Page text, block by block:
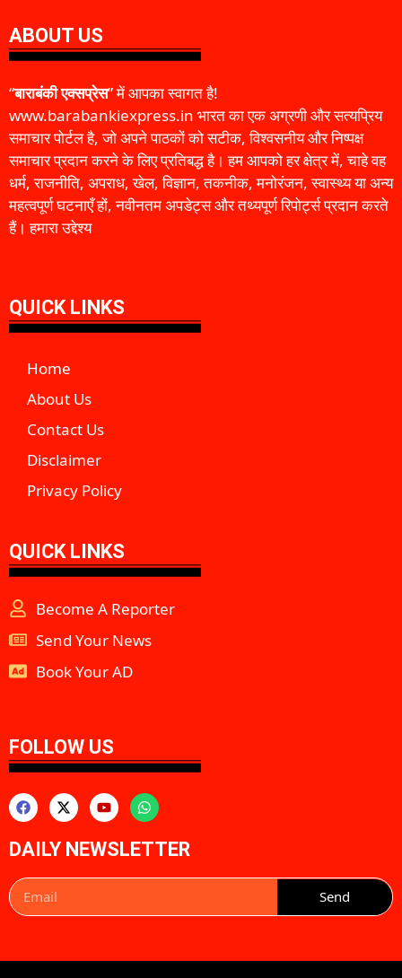
ABOUT US
“बाराबंकी एक्सप्रेस” में आपका स्वागत है!
www.barabankiexpress.in भारत का एक अग्रणी और सत्यप्रिय
समाचार पोर्टल है, जो अपने पाठकों को सटीक, विश्वसनीय और निष्पक्ष
समाचार प्रदान करने के लिए प्रतिबद्ध है। हम आपको हर क्षेत्र में, चाहे वह
धर्म, राजनीति, अपराध, खेल, विज्ञान, तकनीक, मनोरंजन, स्वास्थ्य या अन्य
महत्वपूर्ण घटनाएँ हों, नवीनतम अपडेट्स और तथ्यपूर्ण रिपोर्ट्स प्रदान करते
हैं। हमारा उद्देश्य
QUICK LINKS
Home
About Us
Contact Us
Disclaimer
Privacy Policy
QUICK LINKS
Become A Reporter
Send Your News
Book Your AD
FOLLOW US
DAILY NEWSLETTER
Send